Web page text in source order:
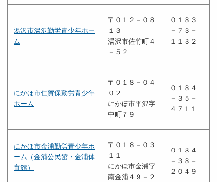
湯沢市湯沢勤労青少年ホー
ム
〒０１２－０８
１３
湯沢市佐竹町４
－５２
０１８３
－７３－
１１３２
にかほ市仁賀保勤労青少年
ホーム
〒０１８－０４
０２
にかほ市平沢字
中町７９
０１８４
－３５－
４７１１
にかほ市金浦勤労青少年ホ
ーム（金浦公民館・金浦体
育館）
〒０１８－０３
１１
にかほ市金浦字
南金浦４９－２
０１８４
－３８－
２０４９